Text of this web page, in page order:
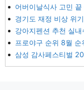
어버이날식사 고민
경기도 재정 비상 위
강아지펜션 추천 실
프로야구 순위 8월 순
삼성 감사페스티벌